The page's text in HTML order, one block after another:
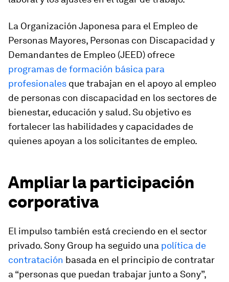
La Organización Japonesa para el Empleo de
Personas Mayores, Personas con Discapacidad y
Demandantes de Empleo (JEED) ofrece
programas de formación básica para
profesionales que trabajan en el apoyo al empleo
de personas con discapacidad en los sectores de
bienestar, educación y salud. Su objetivo es
fortalecer las habilidades y capacidades de
quienes apoyan a los solicitantes de empleo.
Ampliar la participación
corporativa
El impulso también está creciendo en el sector
privado. Sony Group ha seguido una política de
contratación basada en el principio de contratar
a “personas que puedan trabajar junto a Sony”,